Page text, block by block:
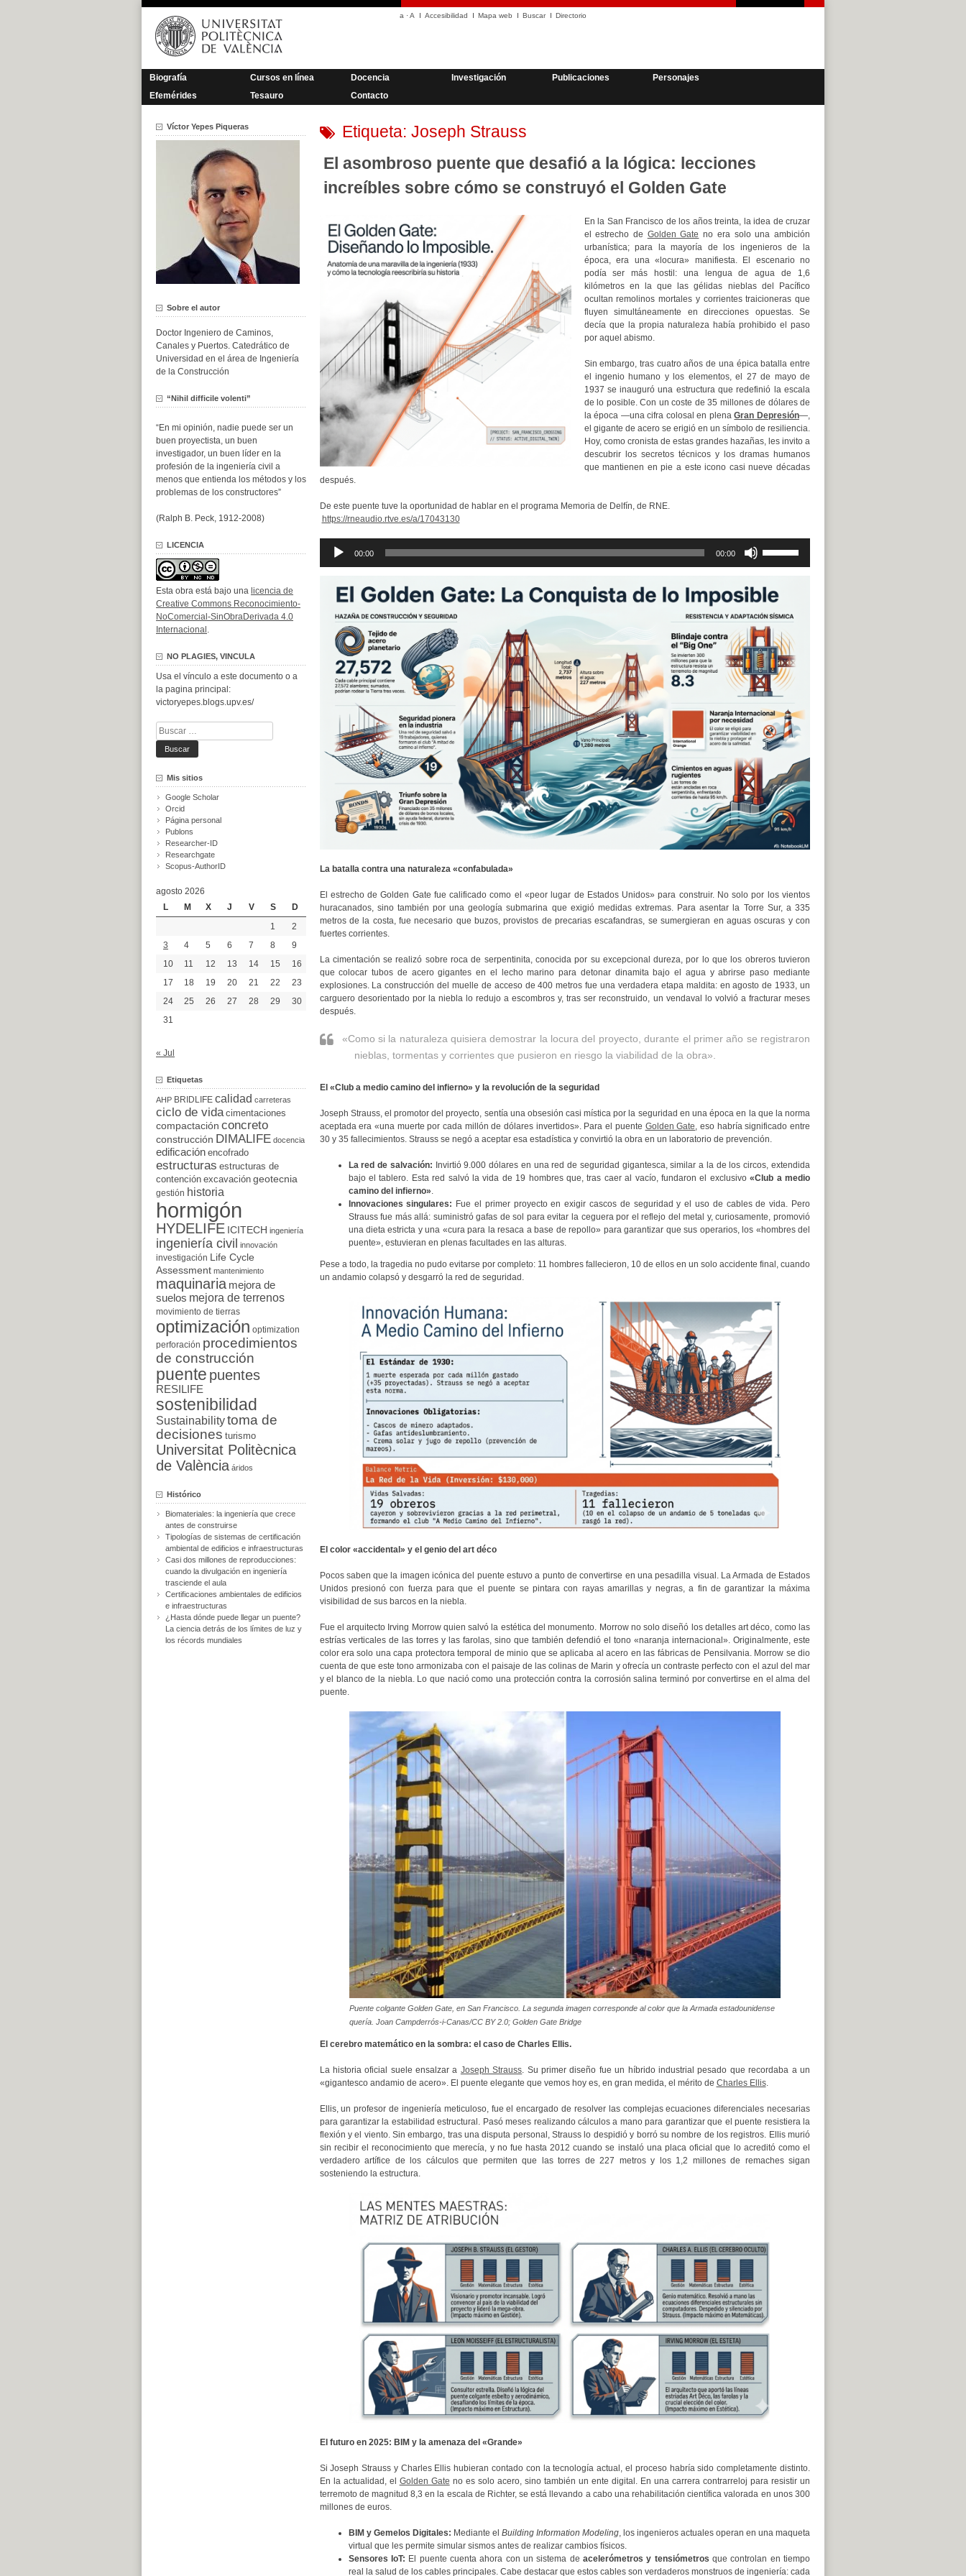
Saltar
contenido
a ·A Accesibilidad Mapa web Buscar Directorio
Biografía Cursos en línea Docencia Investigación Publicaciones
Personajes
Efemérides
Tesauro Contacto
Etiqueta: Joseph Strauss
El asombroso puente que desafió a la lógica: lecciones
increíbles sobre cómo se construyó el Golden Gate
En la San Francisco de los años treinta, la idea de cruzar
el estrecho de Golden Gate no era solo una ambición
urbanística; para la mayoría de los ingenieros de la
época, era una «locura» manifiesta. El escenario no
podía ser más hostil: una lengua de agua de 1,6
kilómetros en la que las gélidas nieblas del Pacífico
ocultan remolinos mortales y corrientes traicioneras que
fluyen simultáneamente en direcciones opuestas. Se
decía que la propia naturaleza había prohibido el paso
por aquel abismo.
Sin embargo, tras cuatro años de una épica batalla entre
el ingenio humano y los elementos, el 27 de mayo de
1937 se inauguró una estructura que redefinió la escala
de lo posible. Con un coste de 35 millones de dólares de
la época —una cifra colosal en plenaGran Depresión—,
el gigante de acero se erigió en un símbolo de resiliencia.
Hoy, como cronista de estas grandes hazañas, les invito a
descubrir los secretos técnicos y los dramas humanos
que mantienen en pie a este icono casi nueve décadas
después.
De este puente tuve la oportunidad de hablar en el programa Memoria de Delfín, de RNE.
https://rneaudio.rtve.es/a/17043130
Reproductor
audio
00:00 00:00
las
teclas
flecha
para
aumentar
o
disminuir
el
volumen.
La batalla contra una naturaleza «confabulada»
El estrecho de Golden Gate fue calificado como el «peor lugar de Estados Unidos» para construir. No solo por los vientos
huracanados, sino también por una geología submarina que exigió medidas extremas. Para asentar la Torre Sur, a 335
metros de la costa, fue necesario que buzos, provistos de precarias escafandras, se sumergieran en aguas oscuras y con
fuertes corrientes.
La cimentación se realizó sobre roca de serpentinita, conocida por su excepcional dureza, por lo que los obreros tuvieron
que colocar tubos de acero gigantes en el lecho marino para detonar dinamita bajo el agua y abrirse paso mediante
explosiones. La construcción del muelle de acceso de 400 metros fue una verdadera etapa maldita: en agosto de 1933, un
carguero desorientado por la niebla lo redujo a escombros y, tras ser reconstruido, un vendaval lo volvió a fracturar meses
después.
«Como si la naturaleza quisiera demostrar la locura del proyecto, durante el primer año se registraron
nieblas, tormentas y corrientes que pusieron en riesgo la viabilidad de la obra».
El «Club a medio camino del infierno» y la revolución de la seguridad
Joseph Strauss, el promotor del proyecto, sentía una obsesión casi mística por la seguridad en una época en la que la norma
aceptada era «una muerte por cada millón de dólares invertidos». Para el puente Golden Gate , eso habría significado entre
30 y 35 fallecimientos. Strauss se negó a aceptar esa estadística y convirtió la obra en un laboratorio de prevención.
La red de salvación: Invirtió 9.000 dólares en una red de seguridad gigantesca, similar a la de los circos, extendida
bajo el tablero. Esta red salvó la vida de 19 hombres que, tras caer al vacío, fundaron el exclusivo«Club a medio
camino del infierno»
Innovaciones singulares: Fue el primer proyecto en exigir cascos de seguridad y el uso de cables de vida. Pero
Strauss fue más allá: suministró gafas de sol para evitar la ceguera por el reflejo del metal y, curiosamente, promovió
una dieta estricta y una «cura para la resaca a base de repollo» para garantizar que sus operarios, los «hombres del
puente», estuvieran en plenas facultades en las alturas.
Pese a todo, la tragedia no pudo evitarse por completo: 11 hombres fallecieron, 10 de ellos en un solo accidente final, cuando
un andamio colapsó y desgarró la red de seguridad.
El color «accidental» y el genio del art déco
Pocos saben que la imagen icónica del puente estuvo a punto de convertirse en una pesadilla visual. La Armada de Estados
Unidos presionó con fuerza para que el puente se pintara con rayas amarillas y negras, a fin de garantizar la máxima
visibilidad de sus barcos en la niebla.
Fue el arquitecto Irving Morrow quien salvó la estética del monumento. Morrow no solo diseñó los detalles art déco, como las
estrías verticales de las torres y las farolas, sino que también defendió el tono «naranja internacional». Originalmente, este
color era solo una capa protectora temporal de minio que se aplicaba al acero en las fábricas de Pensilvania. Morrow se dio
cuenta de que este tono armonizaba con el paisaje de las colinas de Marin y ofrecía un contraste perfecto con el azul del mar
y el blanco de la niebla. Lo que nació como una protección contra la corrosión salina terminó por convertirse en el alma del
puente.
Puente colgante Golden Gate, en San Francisco. La segunda imagen corresponde al color que la Armada estadounidense
quería. Joan Campderrós-i-Canas/CC BY 2.0; Golden Gate Bridge
El cerebro matemático en la sombra: el caso de Charles Ellis.
La historia oficial suele ensalzar a Joseph Strauss. Su primer diseño fue un híbrido industrial pesado que recordaba a un
«gigantesco andamio de acero». El puente elegante que vemos hoy es, en gran medida, el mérito de Charles Ellis.
Ellis, un profesor de ingeniería meticuloso, fue el encargado de resolver las complejas ecuaciones diferenciales necesarias
para garantizar la estabilidad estructural. Pasó meses realizando cálculos a mano para garantizar que el puente resistiera la
flexión y el viento. Sin embargo, tras una disputa personal, Strauss lo despidió y borró su nombre de los registros. Ellis murió
sin recibir el reconocimiento que merecía, y no fue hasta 2012 cuando se instaló una placa oficial que lo acreditó como el
verdadero artífice de los cálculos que permiten que las torres de 227 metros y los 1,2 millones de remaches sigan
sosteniendo la estructura.
El futuro en 2025: BIM y la amenaza del «Grande»
Si Joseph Strauss y Charles Ellis hubieran contado con la tecnología actual, el proceso habría sido completamente distinto.
En la actualidad, el Golden Gate no es solo acero, sino también un ente digital. En una carrera contrarreloj para resistir un
terremoto de magnitud 8,3 en la escala de Richter, se está llevando a cabo una rehabilitación científica valorada en unos 300
millones de euros.
BIM y Gemelos Digitales: Mediante el Building Information Modeling, los ingenieros actuales operan en una maqueta
virtual que les permite simular sismos antes de realizar cambios físicos.
Sensores IoT: El puente cuenta ahora con un sistema de acelerómetros y tensiómetros que controlan en tiempo
real la salud de los cables principales. Cabe destacar que estos cables son verdaderos monstruos de ingeniería: cada
Víctor Yepes Piqueras
Sobre el autor
Doctor Ingeniero de Caminos,
Canales y Puertos. Catedrático de
Universidad en el área de Ingeniería
de la Construcción
“Nihil difficile volenti”
“En mi opinión, nadie puede ser un
buen proyectista, un buen
investigador, un buen líder en la
profesión de la ingeniería civil a
menos que entienda los métodos y los
problemas de los constructores”
(Ralph B. Peck, 1912-2008)
LICENCIA
Esta obra está bajo una licencia de
Creative Commons Reconocimiento-
NoComercial-SinObraDerivada 4.0
Internacional .
NO PLAGIES, VINCULA
Usa el vínculo a este documento o a
la pagina principal:
victoryepes.blogs.upv.es/
Buscar:
Mis sitios
Google Scholar
Orcid
Página personal
Publons
Researcher-ID
Researchgate
Scopus-AuthorID
agosto 2026
L
M X J V S
D
1
2
3
4 5 6 7 8
9
10
11 12 13 14 15
16
17
18 19 20 21 22
23
24
25 26 27 28 29
30
31
« Jul
Etiquetas
AHP BRIDLIFE calidad carreteras
ciclo de vida cimentaciones
compactación concreto
construcción DIMALIFE docencia
edificación encofrado
estructuras estructuras de
contención excavación geotecnia
gestión historia
hormigón
HYDELIFE ICITECH ingeniería
ingeniería civil innovación
investigación
Life Cycle
Assessment mantenimiento
maquinaria mejora de
suelos mejora de terrenos
movimiento de tierras
optimización optimization
perforación procedimientos
de construcción
puente puentes
RESILIFE
sostenibilidad
Sustainabilitytoma de
decisiones turismo
Universitat Politècnica
de València áridos
Histórico
Biomateriales: la ingeniería que crece
antes de construirse
Tipologías de sistemas de certificación
ambiental de edificios e infraestructuras
Casi dos millones de reproducciones:
cuando la divulgación en ingeniería
trasciende el aula
Certificaciones ambientales de edificios
e infraestructuras
¿Hasta dónde puede llegar un puente?
La ciencia detrás de los límites de luz y
los récords mundiales